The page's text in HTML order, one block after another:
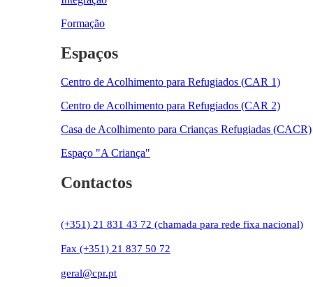
Formação
Espaços
Centro de Acolhimento para Refugiados (CAR 1)
Centro de Acolhimento para Refugiados (CAR 2)
Casa de Acolhimento para Crianças Refugiadas (CACR)
Espaço "A Criança"
Contactos
(+351) 21 831 43 72 (chamada para rede fixa nacional)
Fax (+351) 21 837 50 72
geral@cpr.pt